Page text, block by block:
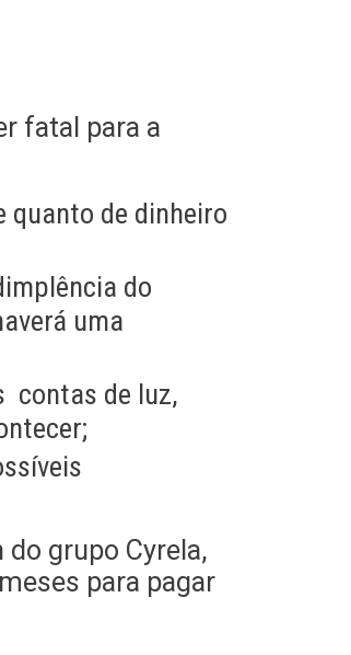
fatal para a
quanto de dinheiro
do
uma
contas de luz,
grupo Cyrela,
para pagar